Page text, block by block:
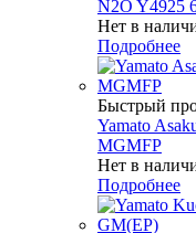
N2O Y4925
Нет в
Подробнее
Быстрый
Yamato
MGMFP
Нет в
Подробнее